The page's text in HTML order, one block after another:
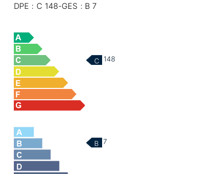
DPE : C 148-GES : B 7
C 148
B 7